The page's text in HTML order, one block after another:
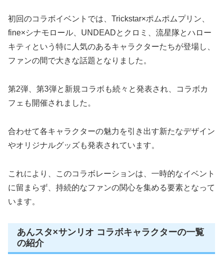
初回のコラボイベントでは、Trickstar×ポムポムプリン、
fine×シナモロール、UNDEADとクロミ、流星隊とハロー
キティという特に人気のあるキャラクターたちが登場し、
ファンの間で大きな話題となりました。
第2弾、第3弾と新規コラボも続々と発表され、コラボカ
フェも開催されました。
合わせて各キャラクターの魅力を引き出す新たなデザイン
やオリジナルグッズも発表されています。
これにより、このコラボレーションは、一時的なイベント
に留まらず、持続的なファンの関心を集める要素となって
います。
あんスタ×サンリオ コラボキャラクターの一覧
の紹介